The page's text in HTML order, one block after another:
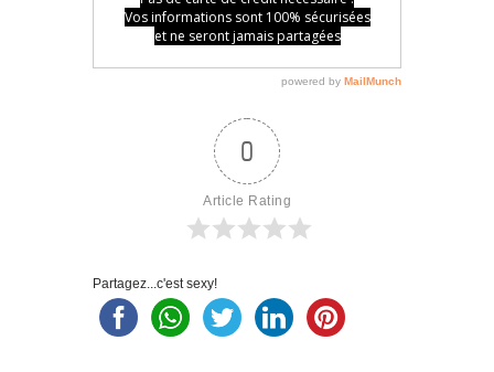
0
Article Rating
Partagez...c'est sexy!